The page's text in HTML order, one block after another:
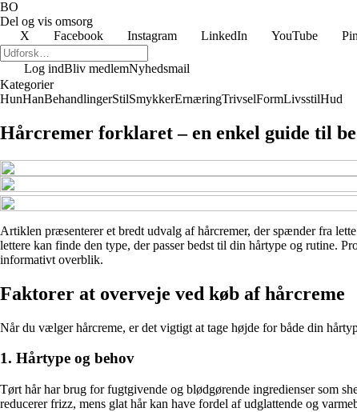
BO
Del og vis omsorg
X
Facebook Instagram LinkedIn YouTube
Log indBliv medlemNyhedsmail
Kategorier
HunHanBehandlingerStilSmykkerErnæringTrivselFormLivsstilHud
Hårcremer forklaret – en enkel guide til
Artiklen præsenterer et bredt udvalg af hårcremer, der spænder fra
lettere kan finde den type, der passer bedst til din hårtype og rutine.
informativt overblik.
Faktorer at overveje ved køb af hårcreme
Når du vælger hårcreme, er det vigtigt at tage højde for både din
1. Hårtype og behov
Tørt hår har brug for fugtgivende og blødgørende ingredienser som
reducerer frizz, mens glat hår kan have fordel af udglattende og